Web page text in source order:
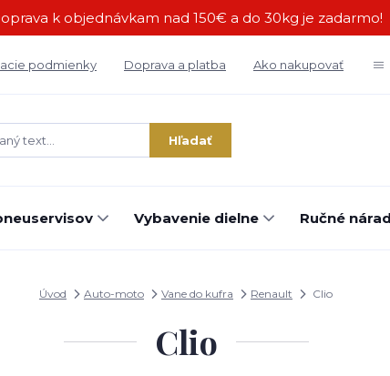
k objednávkam nad 150€ a do 30kg je zadarmo!
podmienky Doprava a platba Ako nakupovať
Hľadať
Vybavenie dielne Ručné
Úvod Auto-moto Vane do kufra Renault Clio
Clio